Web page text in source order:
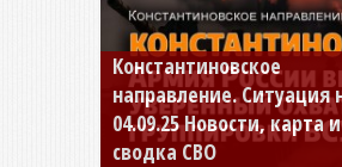
Константиновское
направление. Ситуация
04.09.25 Новости, карта и
сводка СВО